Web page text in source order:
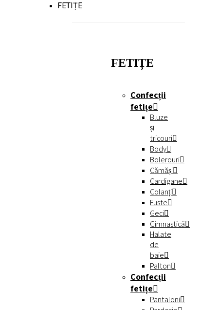
FETIȚE
FETIȚE
Confecții
fetițe
Bluze
și
tricouri
Body
Bolerouri
Cămăși
Cardigane
Colanți
Fuste
Geci
Gimnastică
Halate
de
baie
Palton
Confecții
fetițe
Pantaloni